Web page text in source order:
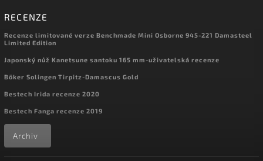
RECENZE
Recenze limitované verze Benchmade Mini Osborne 945-221 Damasteel
Limited Edition
Japonský nůž Kanetsune santoku 165 mm-uživatelská recenze
Böker Solingen Tirpitz-Damascus Gold
Bestech Irida recenze 2020
Bestech Fanga recenze 2019
Archiv